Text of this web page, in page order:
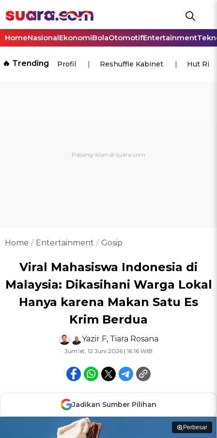
HomeNasionalEkonomiBolaOtomotifEntertainment
🔥 Trending Profil Reshuffle Kabinet Hut Ri
Home Entertainment Gosip
Viral Mahasiswa Indonesia di
Malaysia: Dikasihani Warga Lokal
Hanya karena Makan Satu Es
Krim Berdua
Yazir F, Tiara Rosana
Jum'at, 12 Juni 2026 | 16:16 WIB
Jadikan Sumber Pilihan
Perbesar